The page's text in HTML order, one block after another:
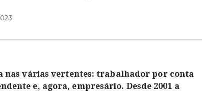
nas várias vertentes: trabalhador por conta
e, agora, empresário. Desde 2001 a